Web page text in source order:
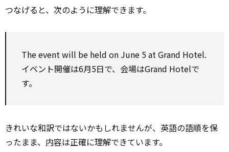
つなげると、次のように理解できます。
The event will be held on June 5 at Grand Hotel.
イベント開催は6月5日で、会場はGrand Hotelで
す。
きれいな和訳ではないかもしれませんが、英語の語順を保
ったまま、 内容は正確に理解できています。